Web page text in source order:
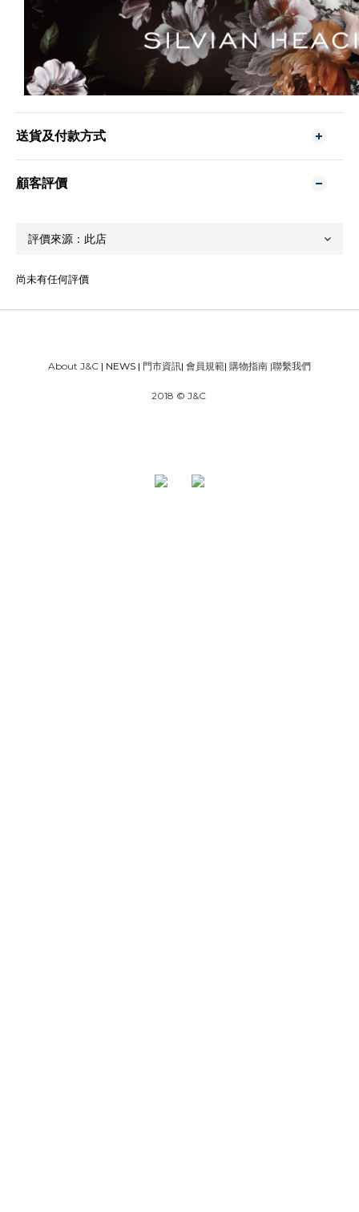
送貨及付款方式
顧客評價
尚未有任何評價
About J&C | NEWS | 門市資訊| 會員規範| 購物指南 |聯繫我們
2018 © J&C